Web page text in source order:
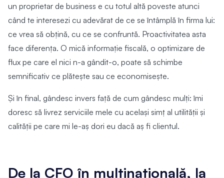
un proprietar de business e cu totul altă poveste atunci
când te interesezi cu adevărat de ce se întâmplă în firma lui:
ce vrea să obțină, cu ce se confruntă. Proactivitatea asta
face diferența. O mică informație fiscală, o optimizare de
flux pe care el nici n-a gândit-o, poate să schimbe
semnificativ ce plătește sau ce economisește.
Și în final, gândesc invers față de cum gândesc mulți: îmi
doresc să livrez serviciile mele cu același simț al utilității și
calității pe care mi le-aș dori eu dacă aș fi clientul.
De la CFO în multinațională, la